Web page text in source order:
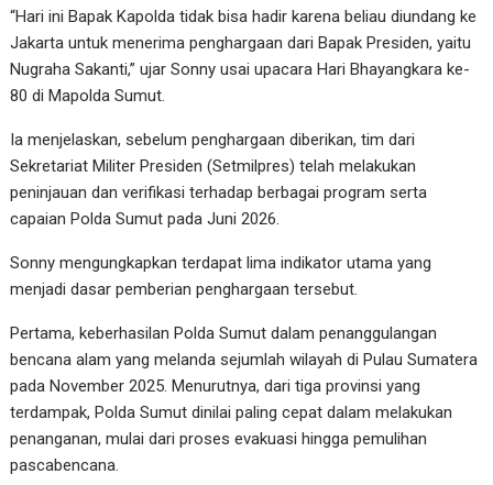
“Hari ini Bapak Kapolda tidak bisa hadir karena beliau diundang ke
Jakarta untuk menerima penghargaan dari Bapak Presiden, yaitu
Nugraha Sakanti,” ujar Sonny usai upacara Hari Bhayangkara ke-
80 di Mapolda Sumut.
Ia menjelaskan, sebelum penghargaan diberikan, tim dari
Sekretariat Militer Presiden (Setmilpres) telah melakukan
peninjauan dan verifikasi terhadap berbagai program serta
capaian Polda Sumut pada Juni 2026.
Sonny mengungkapkan terdapat lima indikator utama yang
menjadi dasar pemberian penghargaan tersebut.
Pertama, keberhasilan Polda Sumut dalam penanggulangan
bencana alam yang melanda sejumlah wilayah di Pulau Sumatera
pada November 2025. Menurutnya, dari tiga provinsi yang
terdampak, Polda Sumut dinilai paling cepat dalam melakukan
penanganan, mulai dari proses evakuasi hingga pemulihan
pascabencana.